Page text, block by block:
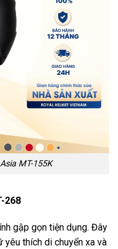
MT-155K
268
gập gọn tiện dụng. Đây
yêu thích di chuyển xa và